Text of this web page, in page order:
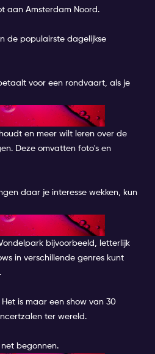
aan Amsterdam Noord.
de populairste dagelijkse
voor een rondvaart, als je
en meer wilt leren over de
Deze omvatten foto's en
daar je interesse wekken, kun
bijvoorbeeld, letterlijk
in verschillende genres kunt
is maar een show van 30
ter wereld.
begonnen.